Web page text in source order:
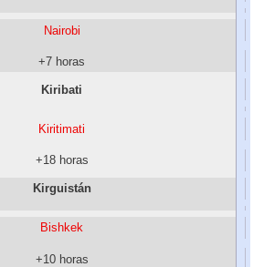
Nairobi
+7 horas
Kiribati
Kiritimati
+18 horas
Kirguistán
Bishkek
+10 horas